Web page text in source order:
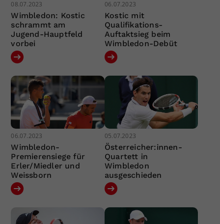
08.07.2023
Wimbledon: Kostic
schrammt am
Jugend-Hauptfeld
vorbei
06.07.2023
Kostic mit
Qualifikations-
Auftaktsieg beim
Wimbledon-Debüt
06.07.2023
Wimbledon-
Premierensiege für
Erler/Miedler und
Weissborn
05.07.2023
Österreicher:innen-
Quartett in
Wimbledon
ausgeschieden